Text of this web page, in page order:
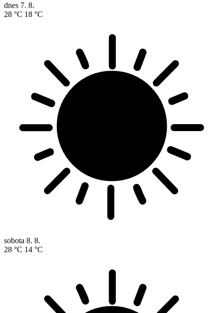
dnes 7. 8.
28 °C 18 °C
sobota 8. 8.
28 °C 14 °C